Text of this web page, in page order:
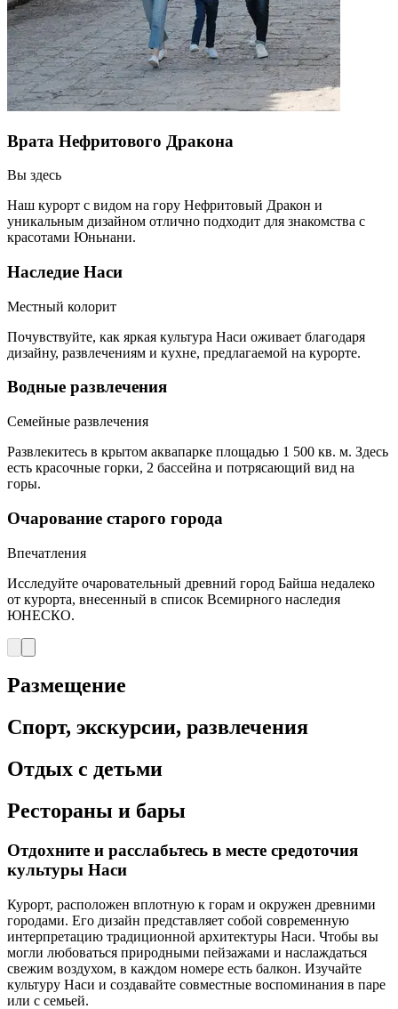
Врата Нефритового Дракона
Вы здесь
Наш курорт с видом на гору Нефритовый Дракон и
уникальным дизайном отлично подходит для знакомства с
красотами Юньнани.
Наследие Наси
Местный колорит
Почувствуйте, как яркая культура Наси оживает благодаря
дизайну, развлечениям и кухне, предлагаемой на курорте.
Водные развлечения
Семейные развлечения
Развлекитесь в крытом аквапарке площадью 1 500 кв. м. Здесь
есть красочные горки, 2 бассейна и потрясающий вид на
горы.
Очарование старого города
Впечатления
Исследуйте очаровательный древний город Байша недалеко
от курорта, внесенный в список Всемирного наследия
ЮНЕСКО.
Размещение
Спорт, экскурсии, развлечения
Отдых с детьми
Рестораны и бары
Отдохните и расслабьтесь в месте средоточия
культуры Наси
Курорт, расположен вплотную к горам и окружен древними
городами. Его дизайн представляет собой современную
интерпретацию традиционной архитектуры Наси. Чтобы вы
могли любоваться природными пейзажами и наслаждаться
свежим воздухом, в каждом номере есть балкон. Изучайте
культуру Наси и создавайте совместные воспоминания в паре
или с семьей.